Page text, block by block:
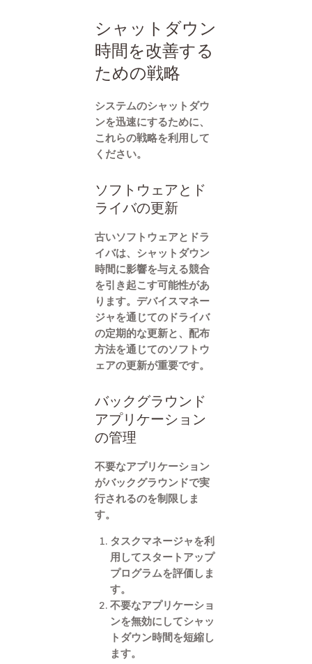
シャットダウン
時間を改善する
ための戦略
システムのシャットダウ
ンを迅速にするために、
これらの戦略を利用して
ください。
ソフトウェアとド
ライバの更新
古いソフトウェアとドラ
イバは、シャットダウン
時間に影響を与える競合
を引き起こす可能性があ
ります。デバイスマネー
ジャを通じてのドライバ
の定期的な更新と、配布
方法を通じてのソフトウ
ェアの更新が重要です。
バックグラウンド
アプリケーション
の管理
不要なアプリケーション
がバックグラウンドで実
行されるのを制限しま
す。
タスクマネージャを利
用してスタートアップ
プログラムを評価しま
す。
不要なアプリケーショ
ンを無効にしてシャッ
トダウン時間を短縮し
ます。